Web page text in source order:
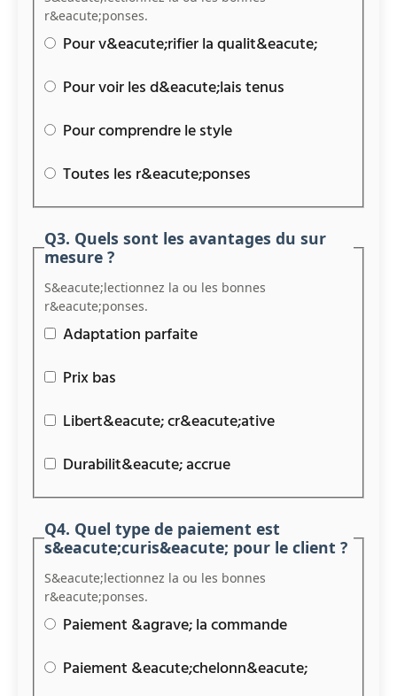
r&eacute;ponses.
Pour v&eacute;rifier la qualit&eacute;
Pour voir les d&eacute;lais tenus
Pour comprendre le style
Toutes les r&eacute;ponses
Q3. Quels sont les avantages du sur
mesure ?
S&eacute;lectionnez la ou les bonnes
r&eacute;ponses.
Adaptation parfaite
Prix bas
Libert&eacute; cr&eacute;ative
Durabilit&eacute; accrue
Q4. Quel type de paiement est
s&eacute;curis&eacute; pour le client ?
S&eacute;lectionnez la ou les bonnes
r&eacute;ponses.
Paiement &agrave; la commande
Paiement &eacute;chelonn&eacute;